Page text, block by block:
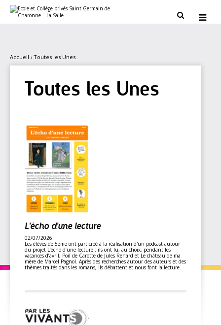
contenu.
personnels
 
Accueil › Toutes les Unes
Toutes les Unes
L'écho d'une lecture
02/07/2026
Les élèves de 5ème ont participé à la réalisation d'un podcast autour
du projet L’écho d’une lecture : ils ont lu, au choix, pendant les
vacances d’avril, Poil de Carotte de Jules Renard et Le château de ma
mère de Marcel Pagnol. Après des recherches autour des auteurs et des
thèmes traités dans les romans, ils débattent et nous font la lecture.